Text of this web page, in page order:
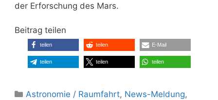
der Erforschung des Mars.
Beitrag teilen
teilen teilen E-Mail
teilen teilen teilen
Kategorien
Astronomie / Raumfahrt, News-Meldung,